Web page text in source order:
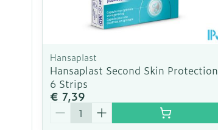
Hansaplast
Hansaplast Second Skin Protection
6 Strips
€ 7,39
Aantal